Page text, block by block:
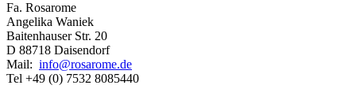
Fa. Rosarome
Angelika Waniek
Baitenhauser Str. 20
D 88718 Daisendorf
Mail: info@rosarome.de
Tel +49 (0) 7532 8085440